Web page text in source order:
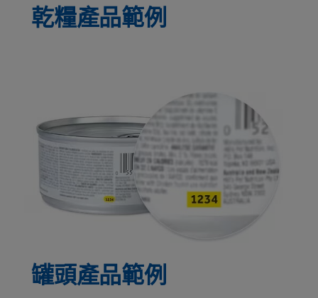
乾糧產品範例
罐頭產品範例